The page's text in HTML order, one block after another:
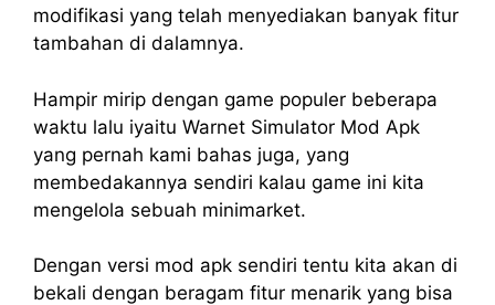
modifikasi yang telah menyediakan banyak fitur
tambahan di dalamnya.
Hampir mirip dengan game populer beberapa
waktu lalu iyaitu Warnet Simulator Mod Apk
yang pernah kami bahas juga, yang
membedakannya sendiri kalau game ini kita
mengelola sebuah minimarket.
Dengan versi mod apk sendiri tentu kita akan di
bekali dengan beragam fitur menarik yang bisa